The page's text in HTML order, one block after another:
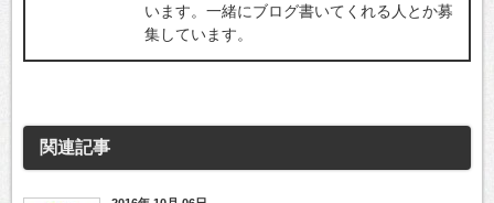
います。一緒にブログ書いてくれる人とか募
集しています。
関連記事